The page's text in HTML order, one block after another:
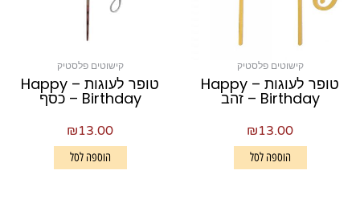
קישוטים פלסטיק
טופר לעוגות – Happy
Birthday – זהב
₪13.00
הוספה לסל
קישוטים פלסטיק
טופר לעוגות – Happy
Birthday – כסף
₪13.00
הוספה לסל